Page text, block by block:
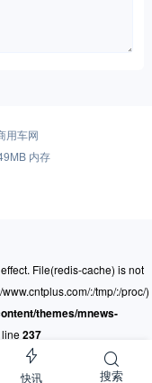
用车网
内存
快讯 搜索
File(redis-cache) is not
:/tmp/:/proc/)
themes/mnews-
237